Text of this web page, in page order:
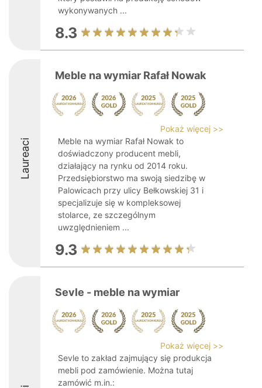
wykonywanych ...
8.3
Laureaci
Meble na wymiar Rafał Nowak
Pokaż więcej >>
Meble na wymiar Rafał Nowak to
doświadczony producent mebli,
działający na rynku od 2014 roku.
Przedsiębiorstwo ma swoją siedzibę w
Palowicach przy ulicy Bełkowskiej 31 i
specjalizuje się w kompleksowej
stolarce, ze szczególnym
uwzględnieniem ...
9.3
Sevle - meble na wymiar
Pokaż więcej >>
Sevle to zakład zajmujący się produkcja
mebli pod zamówienie. Można tutaj
zamówić m.in.: